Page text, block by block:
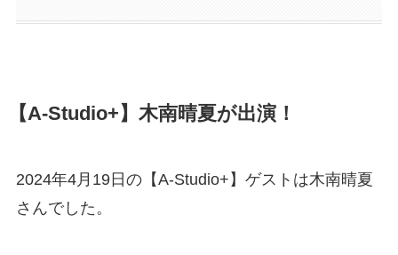
【A-Studio+】木南晴夏が出演！
2024年4月19日の【A-Studio+】ゲストは木南晴夏
さんでした。